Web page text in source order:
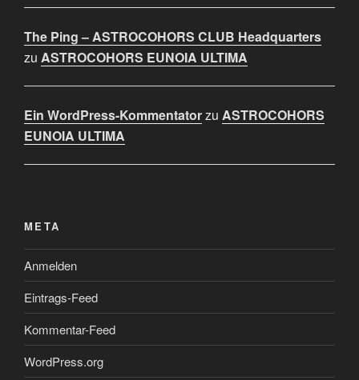
The Ping – ASTROCOHORS CLUB Headquarters
zu ASTROCOHORS EUNOIA ULTIMA
Ein WordPress-Kommentatorzu ASTROCOHORS
EUNOIA ULTIMA
META
Anmelden
Eintrags-Feed
Kommentar-Feed
WordPress.org